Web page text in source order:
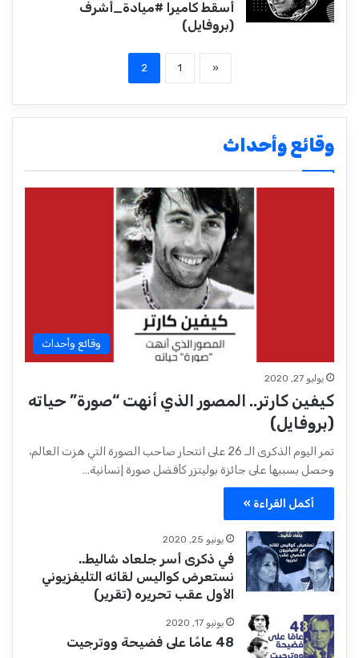
أسقط كاميرا #ميادة_أشرف
(بروفايل)
«
1
2
وقائع وأحداث
وقائع وأحداث
يوليو 27, 2020
كيفين كارتر.. المصور الذي أنهت “صورة” حياته
(بروفايل)
تمر اليوم الذكرى الـ 26 على انتحار صاحب الصورة التي هزت العالم،
وحصل بسببها على جائزة بوليتزر كأفضل صورة إنسانية…
أكمل القراءة »
يونيو 25, 2020
في ذكرى أسر جلعاد شاليط..
نستعرض كواليس لقائه التليفزيوني
الأول عقب تحريره (تقرير)
يونيو 17, 2020
48 عامًا على فضيحة ووترجيت